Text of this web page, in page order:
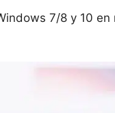
7/8 y 10